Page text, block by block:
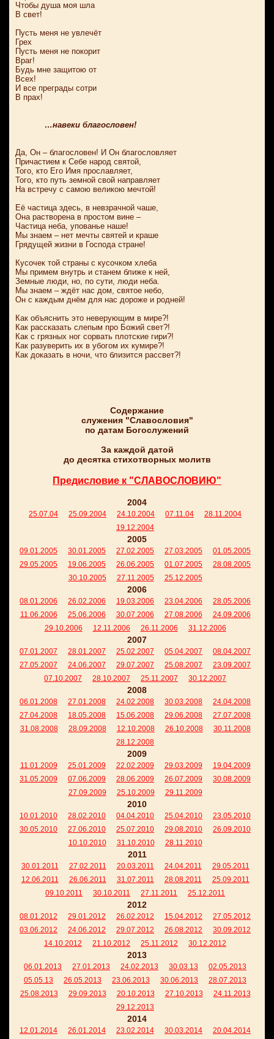
Чтобы душа моя шла
В свет!
Пусть меня не увлечёт
Грех
Пусть меня не покорит
Враг!
Будь мне защитою от
Всех!
И все преграды сотри
В прах!
…навеки благословен!
Да, Он – благословен! И Он благословляет
Причастием к Себе народ святой,
Того, кто Его Имя прославляет,
Того, кто путь земной свой направляет
На встречу с самою великою мечтой!
Её частица здесь, в невзрачной чаше,
Она растворена в простом вине –
Частица неба, упованье наше!
Мы знаем – нет мечты святей и краше
Грядущей жизни в Господа стране!
Кусочек той страны с кусочком хлеба
Мы примем внутрь и станем ближе к ней,
Земные люди, но, по сути, люди неба.
Мы знаем – ждёт нас дом, святое небо,
Он с каждым днём для нас дороже и родней!
Как объяснить это неверующим в мире?!
Как рассказать слепым про Божий свет?!
Как с грязных ног сорвать плотские гири?!
Как разуверить их в убогом их кумире?!
Как доказать в ночи, что близится рассвет?!
Содержание
служения "Славословия"
по датам Богослужений
За каждой датой
до десятка стихотворных молитв
Предисловие к "СЛАВОСЛОВИЮ"
2004
25.07.04 25.09.2004 24.10.2004 07.11.04
28.11.2004
19.12.2004
2005
09.01.2005 30.01.2005 27.02.2005 27.03.2005
01.05.2005
29.05.2005
19.06.2005 26.06.2005 01.07.2005
28.08.2005
30.10.2005
27.11.2005 25.12.2005
2006
08.01.2006 26.02.2006 19.03.2006 23.04.2006
28.05.2006
11.06.2006
25.06.2006 30.07.2006 27.08.2006
24.09.2006
29.10.2006
12.11.2006 26.11.2006 31.12.2006
2007
07.01.2007 28.01.2007 25.02.2007 05.04.2007
08.04.2007
27.05.2007
24.06.2007 29.07.2007 25.08.2007
23.09.2007
07.10.2007
28.10.2007 25.11.2007 30.12.2007
2008
06.01.2008 27.01.2008 24.02.2008 30.03.2008
24.04.2008
27.04.2008
18.05.2008 15.06.2008 29.06.2008
27.07.2008
31.08.2008
28.09.2008 12.10.2008 26.10.2008
30.11.2008
28.12.2008
2009
11.01.2009 25.01.2009 22.02.2009 29.03.2009
19.04.2009
31.05.2009
07.06.2009 28.06.2009 26.07.2009
30.08.2009
27.09.2009
25.10.2009 29.11.2009
2010
10.01.2010 28.02.2010 04.04.2010 25.04.2010
23.05.2010
30.05.2010
27.06.2010 25.07.2010 29.08.2010
26.09.2010
10.10.2010
31.10.2010 28.11.2010
2011
30.01.2011 27.02.2011 20.03.2011 24.04.2011
29.05.2011
12.06.2011
26.06.2011 31.07.2011 28.08.2011
25.09.2011
09.10.2011
30.10.2011 27.11.2011 25.12.2011
2012
08.01.2012 29.01.2012 26.02.2012 15.04.2012
27.05.2012
03.06.2012
24.06.2012 29.07.2012 26.08.2012
30.09.2012
14.10.2012
21.10.2012 25.11.2012 30.12.2012
2013
06.01.2013 27.01.2013 24.02.2013 30.03.13
02.05.2013
05.05.13
26.05.2013 23.06.2013 30.06.2013
28.07.2013
25.08.2013
29.09.2013 20.10.2013 27.10.2013
24.11.2013
29.12.2013
2014
12.01.2014 26.01.2014 23.02.2014 30.03.2014
20.04.2014